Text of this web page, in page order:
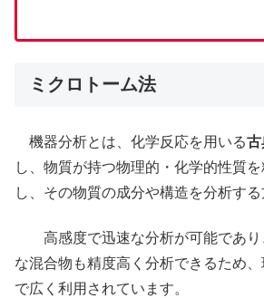
ミクロトーム法
機器分析とは、化学反応を用いる古
し、物質が持つ物理的・化学的性質
し、その物質の成分や構造を分析する
高感度で迅速な分析が可能であり
な混合物も精度高く分析できるため
で広く利用されています。